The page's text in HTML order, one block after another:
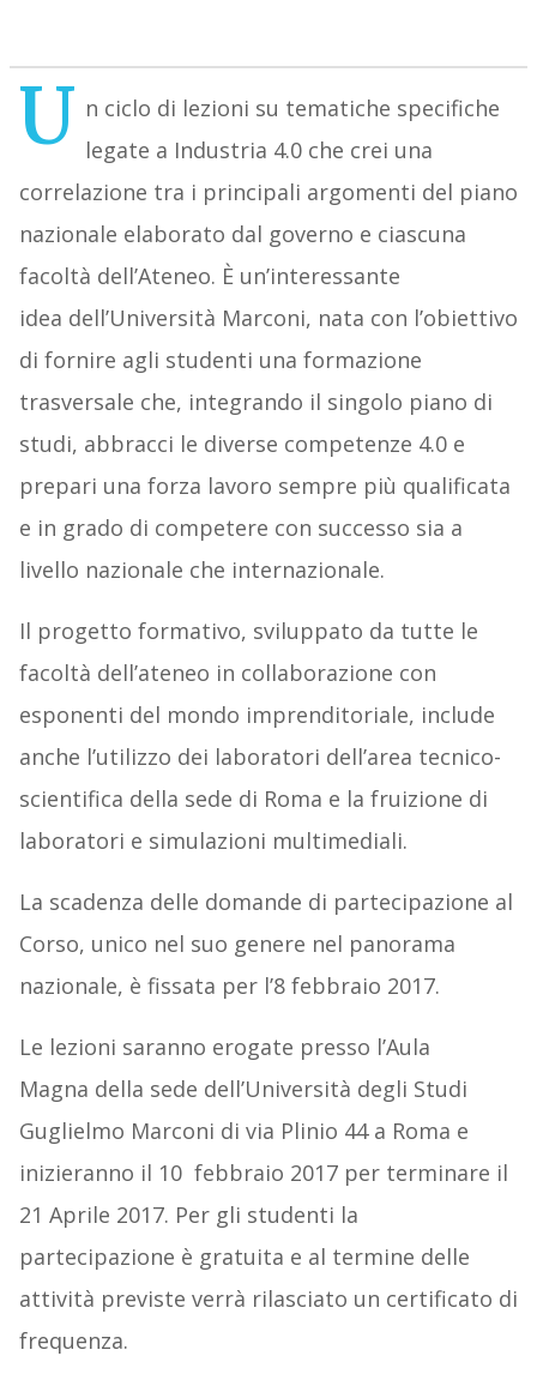
U n ciclo di lezioni su tematiche specifiche
legate a Industria 4.0 che crei una
correlazione tra i principali argomenti del piano
nazionale elaborato dal governo e ciascuna
facoltà dell’Ateneo. È un’interessante
idea dell’Università Marconi, nata con l’obiettivo
di fornire agli studenti una formazione
trasversale che, integrando il singolo piano di
studi, abbracci le diverse competenze 4.0 e
prepari una forza lavoro sempre più qualificata
e in grado di competere con successo sia a
livello nazionale che internazionale.
Il progetto formativo, sviluppato da tutte le
facoltà dell’ateneo in collaborazione con
esponenti del mondo imprenditoriale, include
anche l’utilizzo dei laboratori dell’area tecnico-
scientifica della sede di Roma e la fruizione di
laboratori e simulazioni multimediali.
La scadenza delle domande di partecipazione al
Corso, unico nel suo genere nel panorama
nazionale, è fissata per l’8 febbraio 2017.
Le lezioni saranno erogate presso l’Aula
Magna della sede dell’Università degli Studi
Guglielmo Marconi di via Plinio 44 a Roma e
inizieranno il 10 febbraio 2017 per terminare il
21 Aprile 2017. Per gli studenti la
partecipazione è gratuita e al termine delle
attività previste verrà rilasciato un certificato di
frequenza.